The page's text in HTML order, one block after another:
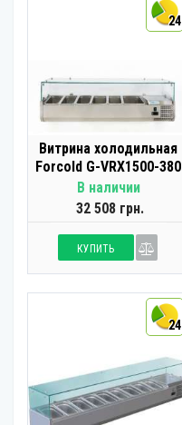
24
Витрина холодильная
Forcold G-VRX1500-380
В наличии
32 508 грн.
КУПИТЬ
24